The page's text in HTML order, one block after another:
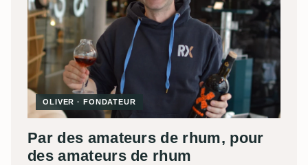
OLIVER · FONDATEUR
Par des amateurs de rhum, pour
des amateurs de rhum